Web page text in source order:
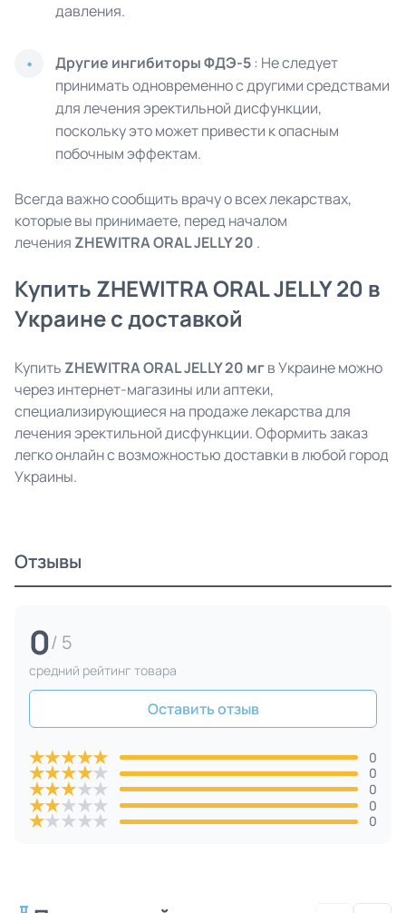
давления.
Другие ингибиторы ФДЭ-5: Не следует
принимать одновременно с другими средствами
для лечения эректильной дисфункции,
поскольку это может привести к опасным
побочным эффектам.
Всегда важно сообщить врачу о всех лекарствах,
которые вы принимаете, перед началом
лечения ZHEWITRA ORAL JELLY 20 .
Купить ZHEWITRA ORAL JELLY 20 в
Украине с доставкой
Купить ZHEWITRA ORAL JELLY 20 мгв Украине можно
через интернет-магазины или аптеки,
специализирующиеся на продаже лекарства для
лечения эректильной дисфункции. Оформить заказ
легко онлайн с возможностью доставки в любой город
Украины.
Отзывы
0/ 5
средний рейтинг товара
Оставить отзыв
★★★★★ 0
★★★★★ 0
★★★★★ 0
★★★★★ 0
★★★★★ 0